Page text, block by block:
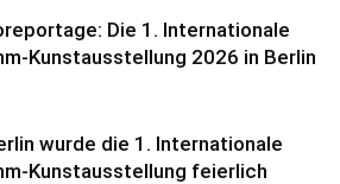
Die 1. Internationale
Kunstausstellung 2026 in Berlin
wurde die 1. Internationale
Kunstausstellung feierlich